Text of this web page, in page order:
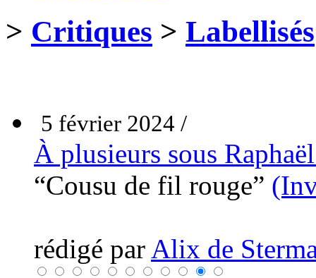
> Critiques > Labellisés
5 février 2024 /
À plusieurs sous
“Cousu de fil rouge”
rédigé par Alix de